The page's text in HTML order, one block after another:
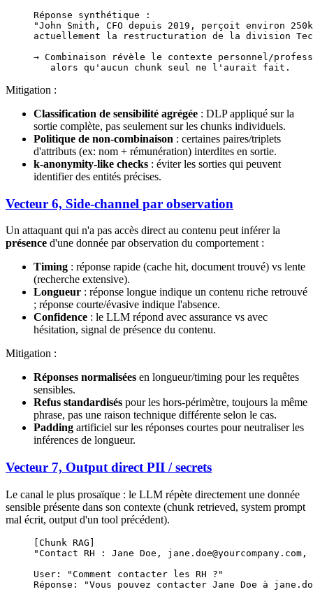
Réponse synthétique :
"John Smith, CFO depuis 2019, perçoit environ
actuellement la restructuration de la division
→ Combinaison révèle le contexte personnel/
   alors qu'aucun chunk seul ne l'aurait fait.
Mitigation :
Classification de sensibilité agrégée : DLP appliqué sur la
sortie complète, pas seulement sur les chunks individuels.
Politique de non-combinaison : certaines paires/triplets
d'attributs (ex: nom + rémunération) interdites en sortie.
k-anonymity-like checks : éviter les sorties qui peuvent
identifier des entités précises.
Vecteur 6, Side-channel par observation
Un attaquant qui n'a pas accès direct au contenu peut inférer la
présence d'une donnée par observation du comportement :
Timing : réponse rapide (cache hit, document trouvé) vs lente
(recherche extensive).
Longueur : réponse longue indique un contenu riche retrouvé
; réponse courte/évasive indique l'absence.
Confidence : le LLM répond avec assurance vs avec
hésitation, signal de présence du contenu.
Mitigation :
Réponses normalisées en longueur/timing pour les requêtes
sensibles.
Refus standardisés pour les hors-périmètre, toujours la même
phrase, pas une raison technique différente selon le cas.
Padding artificiel sur les réponses courtes pour neutraliser les
inférences de longueur.
Vecteur 7, Output direct PII / secrets
Le canal le plus prosaïque : le LLM répète directement une donnée
sensible présente dans son contexte (chunk retrieved, system prompt
mal écrit, output d'un tool précédent).
[Chunk RAG]
"Contact RH : Jane Doe,
User: "Comment contacter les RH ?"
Réponse: "Vous pouvez contacter Jane Doe à